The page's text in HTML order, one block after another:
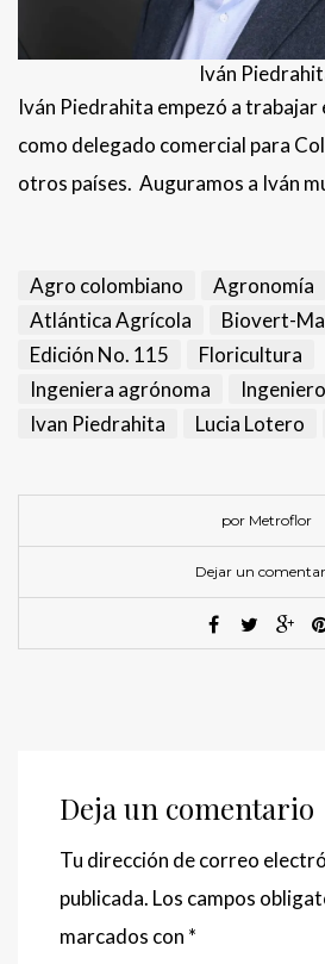
Iván
Iván Piedrahita empezó a
como delegado comercial para
otros países. Auguramos a Iván
Agro colombiano Agronomía
Atlántica Agrícola
Biovert-
Edición No. 115
Floricultura
Ingeniera agrónoma
Ivan Piedrahita
Lucia Lotero
por Metroflor
Dejar un
Deja un comentario
Tu dirección de correo
publicada. Los campos
marcados con *